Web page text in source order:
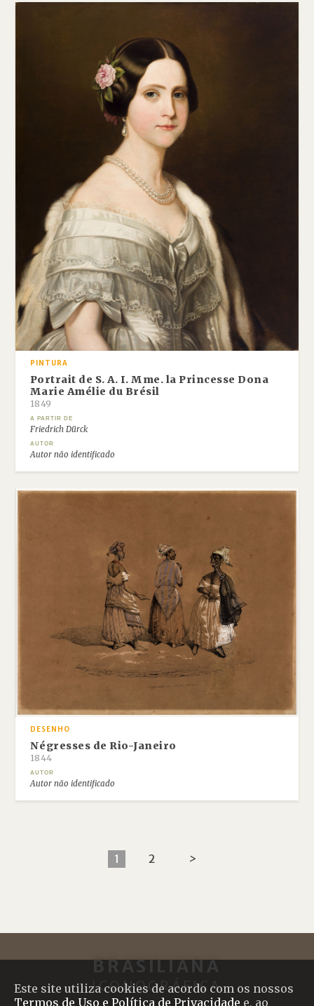
Este site utiliza cookies de acordo com os nossos
Termos de Uso e Política de Privacidade e, ao
PINTURA
Portrait de S. A. I. Mme. la Princesse Dona
Marie Amélie du Brésil
1849
A PARTIR DE
Friedrich Dürck
AUTOR
Autor não identificado
DESENHO
Négresses de Rio-Janeiro
1844
AUTOR
Autor não identificado
1 2 >
BRASILIANA
ICONOGRÁFICA